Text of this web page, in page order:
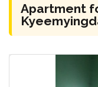
Apartment